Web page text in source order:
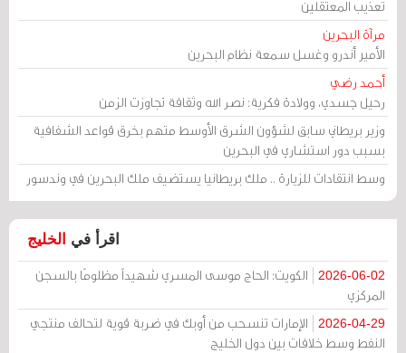
تعذيب المعتقلين
مرآة البحرين
الأمير أندرو وغسل سمعة نظام البحرين
أحمد رضي
رحيل جسدي، وولادة فكرية: نصر الله وثقافة تجاوزت الزمن
وزير بريطاني سابق لشؤون الشرق الأوسط متهم بخرق قواعد الشفافية
بسبب دور استشاري في البحرين
وسط انتقادات للزيارة .. ملك بريطانيا يستضيف ملك البحرين في وندسور
اقرأ في الخليج
2026-06-02
الكويت: الحاج موسى المسري شهيداً مظلومًا بالسجن
المركزي
2026-04-29
الإمارات تنسحب من أوبك في ضربة قوية لتحالف منتجي
النفط وسط خلافات بين دول الخليج